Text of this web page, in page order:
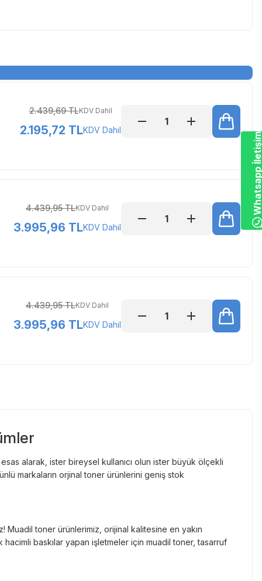
2.439,69 TLKDV Dahil
2.195,72 TLKDV Dahil
4.439,95 TLKDV Dahil
3.995,96 TLKDV Dahil
4.439,95 TLKDV Dahil
3.995,96 TLKDV Dahil
alarak, ister bireysel kullanıcı olun ister büyük ölçekli
markaların orjinal toner ürünlerini geniş stok
Muadil toner ürünlerimiz, orijinal kalitesine en yakın
baskılar yapan işletmeler için muadil toner, tasarruf